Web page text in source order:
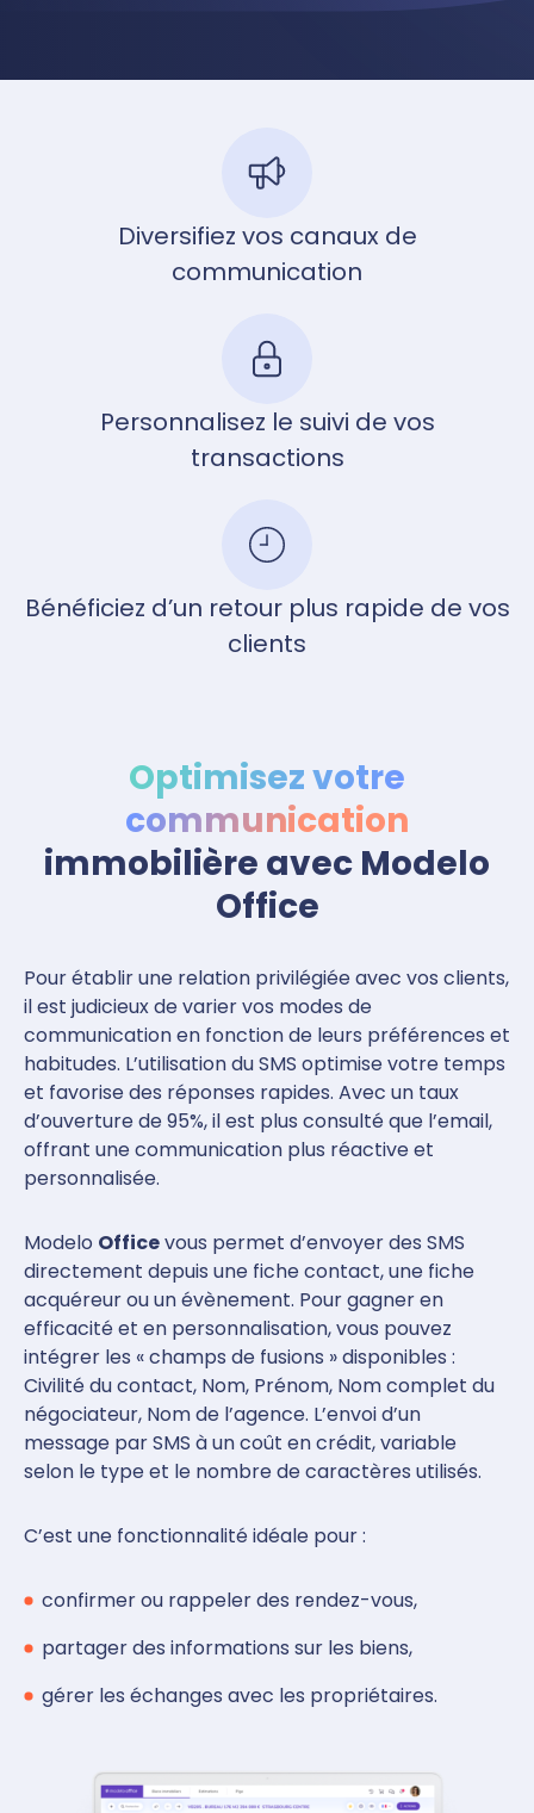
Diversifiez vos canaux de
communication
Personnalisez le suivi de vos
transactions
Bénéficiez d’un retour plus rapide de vos
clients
Optimisez votre
communication
immobilière avec Modelo
Office
Pour établir une relation privilégiée avec vos clients,
il est judicieux de varier vos modes de
communication en fonction de leurs préférences et
habitudes. L’utilisation du SMS optimise votre temps
et favorise des réponses rapides. Avec un taux
d’ouverture de 95%, il est plus consulté que l’email,
offrant une communication plus réactive et
personnalisée.
Modelo Officevous permet d’envoyer des SMS
directement depuis une fiche contact, une fiche
acquéreur ou un évènement. Pour gagner en
efficacité et en personnalisation, vous pouvez
intégrer les « champs de fusions » disponibles :
Civilité du contact, Nom, Prénom, Nom complet du
négociateur, Nom de l’agence. L’envoi d’un
message par SMS à un coût en crédit, variable
selon le type et le nombre de caractères utilisés.
C’est une fonctionnalité idéale pour :
confirmer ou rappeler des rendez-vous,
partager des informations sur les biens,
gérer les échanges avec les propriétaires.